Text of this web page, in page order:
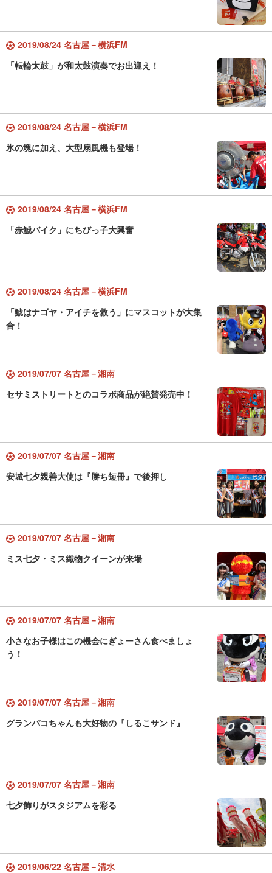
2019/08/24 名古屋－横浜FM
「転輪太鼓」が和太鼓演奏でお出迎え！
2019/08/24 名古屋－横浜FM
氷の塊に加え、大型扇風機も登場！
2019/08/24 名古屋－横浜FM
「赤鯱バイク」にちびっ子大興奮
2019/08/24 名古屋－横浜FM
「鯱はナゴヤ・アイチを救う」にマスコットが大集
合！
2019/07/07 名古屋－湘南
セサミストリートとのコラボ商品が絶賛発売中！
2019/07/07 名古屋－湘南
安城七夕親善大使は『勝ち短冊』で後押し
2019/07/07 名古屋－湘南
ミス七夕・ミス織物クイーンが来場
2019/07/07 名古屋－湘南
小さなお子様はこの機会にぎょーさん食べましょ
う！
2019/07/07 名古屋－湘南
グランパコちゃんも大好物の『しるこサンド』
2019/07/07 名古屋－湘南
七夕飾りがスタジアムを彩る
2019/06/22 名古屋－清水